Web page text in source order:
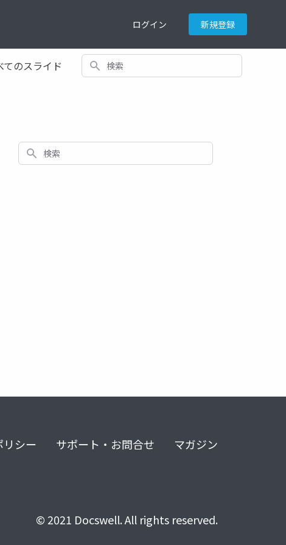
ログイン 新規登録
てのスライド 検索
検索
リシー サポート・お問合せ マガジン
© 2021 Docswell. All rights reserved.